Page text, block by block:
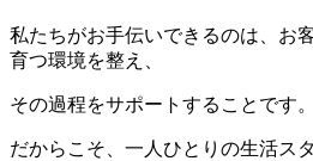
私たちがお手伝いできるのは、お
育つ環境を整え、
その過程をサポートすることです。
だからこそ、一人ひとりの生活ス